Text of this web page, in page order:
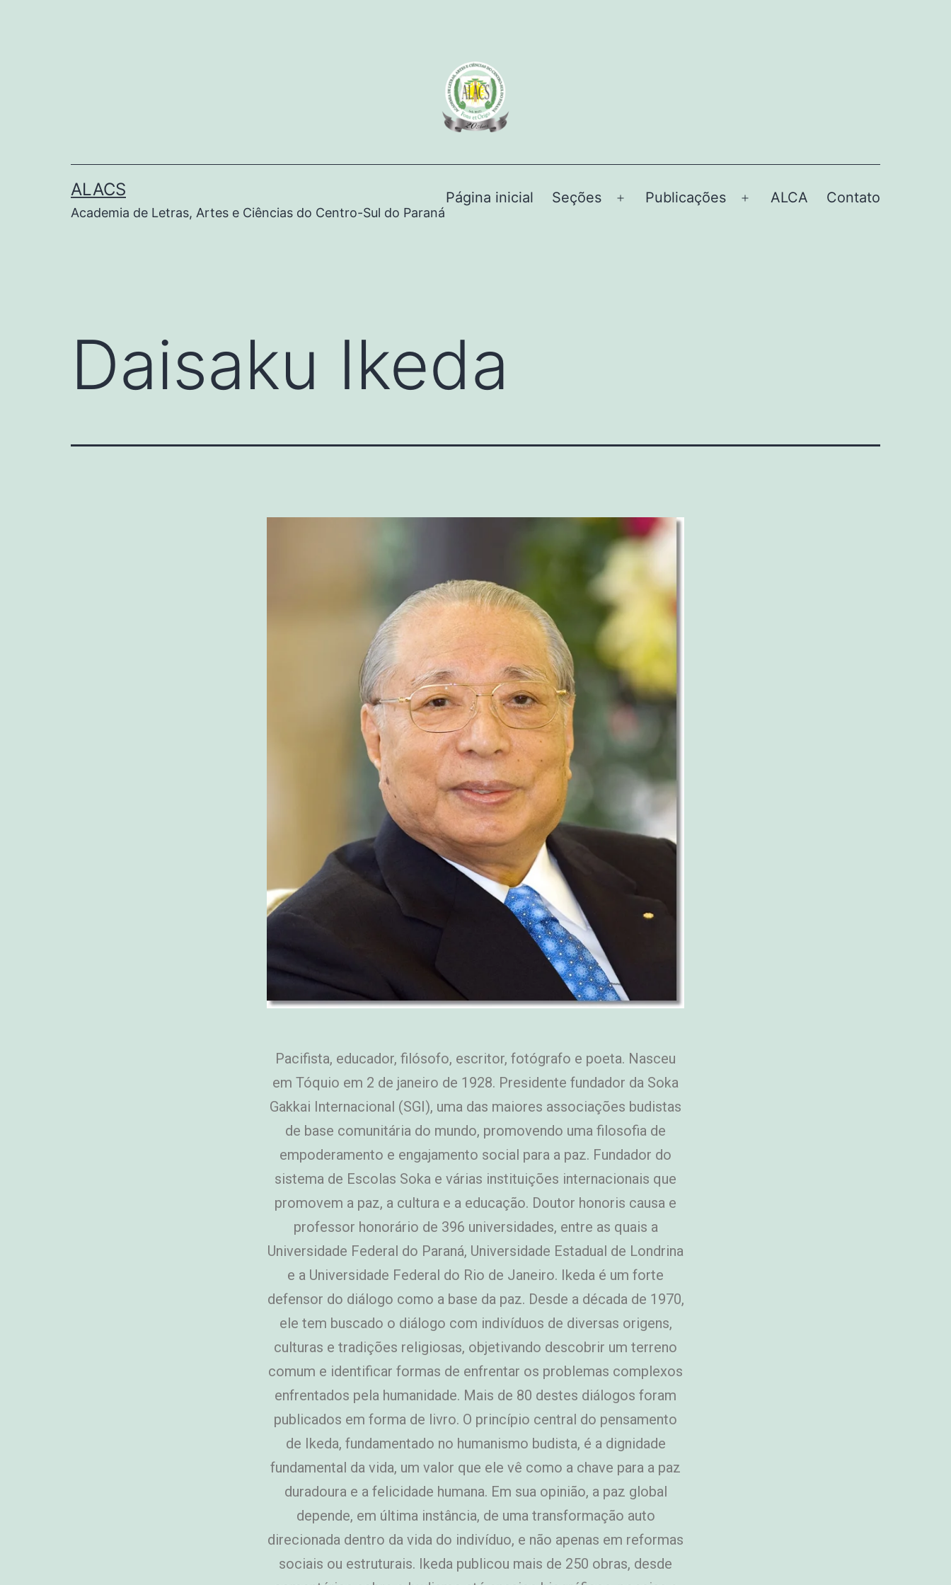
ALACS
Academia de Letras, Artes e Ciências do Centro-Sul do Paraná
Página inicial Seções Publicações ALCA Contato
Daisaku Ikeda
Pacifista, educador, filósofo, escritor, fotógrafo e poeta. Nasceu
em Tóquio em 2 de janeiro de 1928. Presidente fundador da Soka
Gakkai Internacional (SGI), uma das maiores associações budistas
de base comunitária do mundo, promovendo uma filosofia de
empoderamento e engajamento social para a paz. Fundador do
sistema de Escolas Soka e várias instituições internacionais que
promovem a paz, a cultura e a educação. Doutor honoris causa e
professor honorário de 396 universidades, entre as quais a
Universidade Federal do Paraná, Universidade Estadual de Londrina
e a Universidade Federal do Rio de Janeiro. Ikeda é um forte
defensor do diálogo como a base da paz. Desde a década de 1970,
ele tem buscado o diálogo com indivíduos de diversas origens,
culturas e tradições religiosas, objetivando descobrir um terreno
comum e identificar formas de enfrentar os problemas complexos
enfrentados pela humanidade. Mais de 80 destes diálogos foram
publicados em forma de livro. O princípio central do pensamento
de Ikeda, fundamentado no humanismo budista, é a dignidade
fundamental da vida, um valor que ele vê como a chave para a paz
duradoura e a felicidade humana. Em sua opinião, a paz global
depende, em última instância, de uma transformação auto
direcionada dentro da vida do indivíduo, e não apenas em reformas
sociais ou estruturais. Ikeda publicou mais de 250 obras, desde